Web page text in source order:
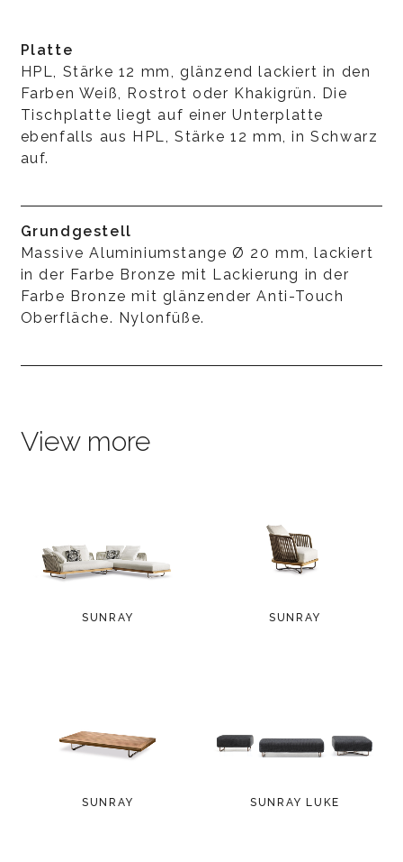
Platte
HPL, Stärke 12 mm, glänzend lackiert in den
Farben Weiß, Rostrot oder Khakigrün. Die
Tischplatte liegt auf einer Unterplatte
ebenfalls aus HPL, Stärke 12 mm, in Schwarz
auf.
Grundgestell
Massive Aluminiumstange Ø 20 mm, lackiert
in der Farbe Bronze mit Lackierung in der
Farbe Bronze mit glänzender Anti-Touch
Oberfläche. Nylonfüße.
View more
SUNRAY SUNRAY
SUNRAY SUNRAY LUKE